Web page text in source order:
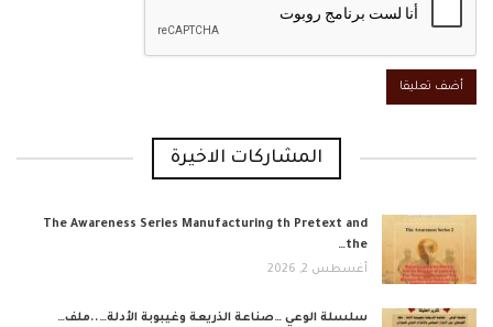
المشاركات الاخيرة
The Awareness Series Manufacturing th Pretext and
the…
أغسطس 2, 2026
​سلسلة الوعي …صناعة الذريعة وغيبوبة الأدلة…..ملف…